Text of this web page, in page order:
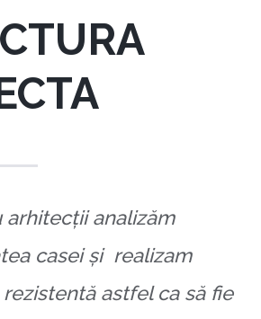
arhitecții analizăm
casei și realizam
astfel ca să fie